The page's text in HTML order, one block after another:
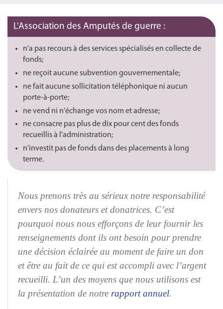
L'Association des Amputés de guerre :
n'a pas recours à des services spécialisés en collecte de
fonds;
ne reçoit aucune subvention gouvernementale;
ne fait aucune sollicitation téléphonique ni aucun
porte‑à‑porte;
ne vend ni n'échange vos nom et adresse;
ne consacre pas plus de dix pour cent des fonds
recueillis à l'administration;
n'investit pas de fonds dans des placements à long
terme.
Nous prenons très au sérieux notre responsabilité
envers nos donateurs et donatrices. C’est
pourquoi nous nous efforçons de leur fournir les
renseignements dont ils ont besoin pour prendre
une décision éclairée au moment de faire un don
et être au fait de ce qui est accompli avec l’argent
recueilli. L’un des moyens que nous utilisons est
la présentation de notre rapport annuel.